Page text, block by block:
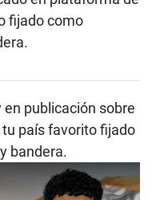
fijado como
publicación sobre
país favorito fijado
bandera.